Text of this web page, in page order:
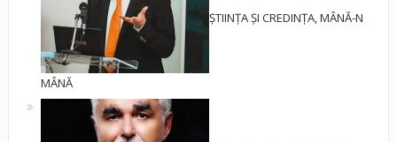
ȘTIINȚA ȘI CREDINȚA, MÂNĂ-N
MÂNĂ